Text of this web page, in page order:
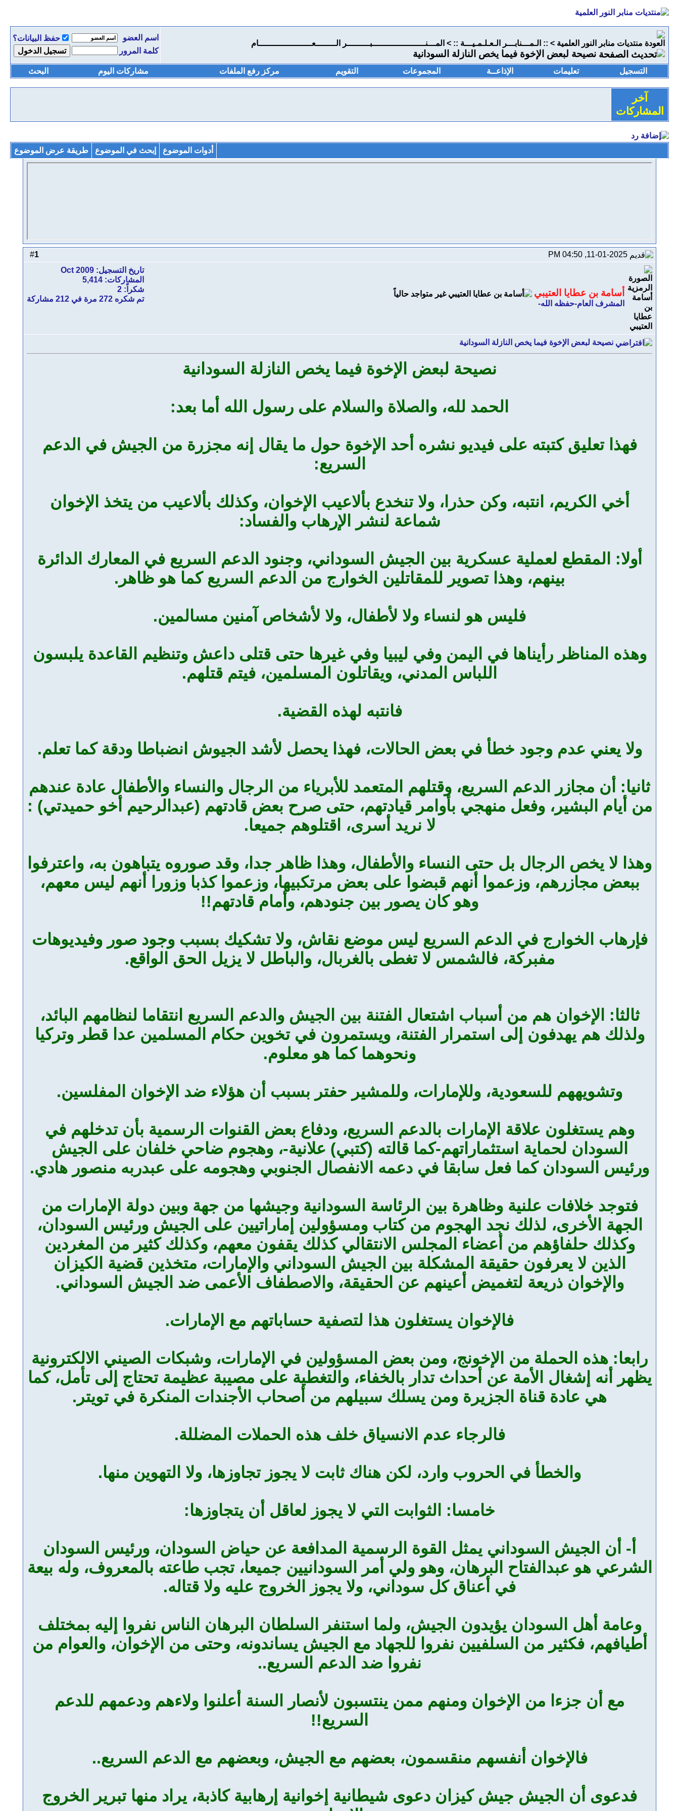
منتديات منابر النور العلمية > :: الـمـــنابـــر الـعـلـمـيـــة :: > المـــنـــــــــــــــــــــبـــــــــر الــــــــعـــــــــــــــــــــام
نصيحة لبعض الإخوة فيما يخص النازلة السودانية
اسم العضو
حفظ البيانات؟
كلمة المرور
التسجيل تعليمات الإذاعــة المجموعات التقويم مركز رفع الملفات مشاركات اليوم البحث
آخر
المشاركات
أدوات الموضوع إبحث في الموضوع طريقة عرض الموضوع
1
أسامة بن عطايا العتيبي
المشرف العام-حفظه الله-
تاريخ التسجيل: Oct 2009
المشاركات: 5,414
شكراً: 2
تم شكره 272 مرة في 212 مشاركة
نصيحة لبعض الإخوة فيما يخص النازلة السودانية
نصيحة لبعض الإخوة فيما يخص النازلة السودانية
الحمد لله، والصلاة والسلام على رسول الله أما بعد:
فهذا تعليق كتبته على فيديو نشره أحد الإخوة حول ما يقال إنه مجزرة من الجيش في الدعم
السريع:
أخي الكريم، انتبه، وكن حذرا، ولا تنخدع بألاعيب الإخوان، وكذلك بألاعيب من يتخذ الإخوان
شماعة لنشر الإرهاب والفساد:
أولا: المقطع لعملية عسكرية بين الجيش السوداني، وجنود الدعم السريع في المعارك الدائرة
بينهم، وهذا تصوير للمقاتلين الخوارج من الدعم السريع كما هو ظاهر.
فليس هو لنساء ولا لأطفال، ولا لأشخاص آمنين مسالمين.
وهذه المناظر رأيناها في اليمن وفي ليبيا وفي غيرها حتى قتلى داعش وتنظيم القاعدة يلبسون
اللباس المدني، ويقاتلون المسلمين، فيتم قتلهم.
فانتبه لهذه القضية.
ولا يعني عدم وجود خطأ في بعض الحالات، فهذا يحصل لأشد الجيوش انضباطا ودقة كما تعلم.
ثانيا: أن مجازر الدعم السريع، وقتلهم المتعمد للأبرياء من الرجال والنساء والأطفال عادة عندهم
من أيام البشير، وفعل منهجي بأوامر قيادتهم، حتى صرح بعض قادتهم (عبدالرحيم أخو حميدتي) :
لا نريد أسرى، اقتلوهم جميعا.
وهذا لا يخص الرجال بل حتى النساء والأطفال، وهذا ظاهر جدا، وقد صوروه يتباهون به، واعترفوا
ببعض مجازرهم، وزعموا أنهم قبضوا على بعض مرتكبيها، وزعموا كذبا وزورا أنهم ليس معهم،
وهو كان يصور بين جنودهم، وأمام قادتهم!!
فإرهاب الخوارج في الدعم السريع ليس موضع نقاش، ولا تشكيك بسبب وجود صور وفيديوهات
مفبركة، فالشمس لا تغطى بالغربال، والباطل لا يزيل الحق الواقع.
ثالثا: الإخوان هم من أسباب اشتعال الفتنة بين الجيش والدعم السريع انتقاما لنظامهم البائد،
ولذلك هم يهدفون إلى استمرار الفتنة، ويستمرون في تخوين حكام المسلمين عدا قطر وتركيا
ونحوهما كما هو معلوم.
وتشويههم للسعودية، وللإمارات، وللمشير حفتر بسبب أن هؤلاء ضد الإخوان المفلسين.
وهم يستغلون علاقة الإمارات بالدعم السريع، ودفاع بعض القنوات الرسمية بأن تدخلهم في
السودان لحماية استثماراتهم-كما قالته (كتبي) علانية-، وهجوم ضاحي خلفان على الجيش
ورئيس السودان كما فعل سابقا في دعمه الانفصال الجنوبي وهجومه على عبدربه منصور هادي.
فتوجد خلافات علنية وظاهرة بين الرئاسة السودانية وجيشها من جهة وبين دولة الإمارات من
الجهة الأخرى، لذلك نجد الهجوم من كتاب ومسؤولين إماراتيين على الجيش ورئيس السودان،
وكذلك حلفاؤهم من أعضاء المجلس الانتقالي كذلك يقفون معهم، وكذلك كثير من المغردين
الذين لا يعرفون حقيقة المشكلة بين الجيش السوداني والإمارات، متخذين قضية الكيزان
والإخوان ذريعة لتغميض أعينهم عن الحقيقة، والاصطفاف الأعمى ضد الجيش السوداني.
فالإخوان يستغلون هذا لتصفية حساباتهم مع الإمارات.
رابعا: هذه الحملة من الإخونج، ومن بعض المسؤولين في الإمارات، وشبكات الصيني الالكترونية
يظهر أنه إشغال الأمة عن أحداث تدار بالخفاء، والتغطية على مصيبة عظيمة تحتاج إلى تأمل، كما
هي عادة قناة الجزيرة ومن يسلك سبيلهم من أصحاب الأجندات المنكرة في تويتر.
فالرجاء عدم الانسياق خلف هذه الحملات المضللة.
والخطأ في الحروب وارد، لكن هناك ثابت لا يجوز تجاوزها، ولا التهوين منها.
خامسا: الثوابت التي لا يجوز لعاقل أن يتجاوزها:
أ- أن الجيش السوداني يمثل القوة الرسمية المدافعة عن حياض السودان، ورئيس السودان
الشرعي هو عبدالفتاح البرهان، وهو ولي أمر السودانيين جميعا، تجب طاعته بالمعروف، وله بيعة
في أعناق كل سوداني، ولا يجوز الخروج عليه ولا قتاله.
وعامة أهل السودان يؤيدون الجيش، ولما استنفر السلطان البرهان الناس نفروا إليه بمختلف
أطيافهم، فكثير من السلفيين نفروا للجهاد مع الجيش يساندونه، وحتى من الإخوان، والعوام من
نفروا ضد الدعم السريع..
مع أن جزءا من الإخوان ومنهم ممن ينتسبون لأنصار السنة أعلنوا ولاءهم ودعمهم للدعم
السريع!!
فالإخوان أنفسهم منقسمون، بعضهم مع الجيش، وبعضهم مع الدعم السريع..
فدعوى أن الجيش جيش كيزان دعوى شيطانية إخوانية إرهابية كاذبة، يراد منها تبرير الخروج